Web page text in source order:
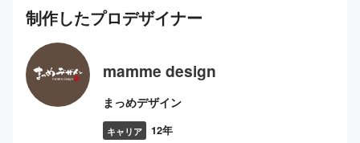
制作したプロデザイナー
mamme design
まっめデザイン
キャリア 12年